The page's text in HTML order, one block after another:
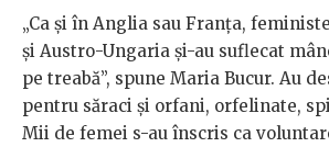
„Ca și în Anglia sau Franța,
și Austro-Ungaria și-au suflecat
pe treabă”, spune Maria Bucur. Au
pentru săraci și orfani, orfelinate,
Mii de femei s-au înscris ca